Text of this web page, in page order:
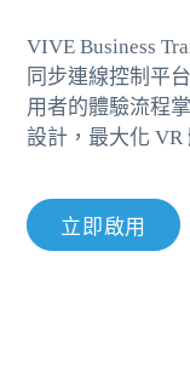
VIVE Business
同步連線控制平
用者的體驗流程
設計，最大化 VR
立即啟用